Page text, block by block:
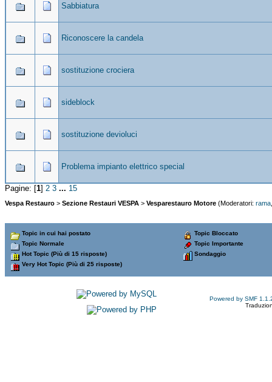
Sabbiatura
Riconoscere la candela
sostituzione crociera
sideblock
sostituzione devioluci
Problema impianto elettrico special
Pagine: [1] 2 3 ... 15
Vespa Restauro > Sezione Restauri VESPA > Vesparestauro Motore (Moderatori: rama
Topic in cui hai postato
Topic Normale
Hot Topic (Più di 15 risposte)
Very Hot Topic (Più di 25 risposte)
Topic Bloccato
Topic Importante
Sondaggio
Powered by SMF